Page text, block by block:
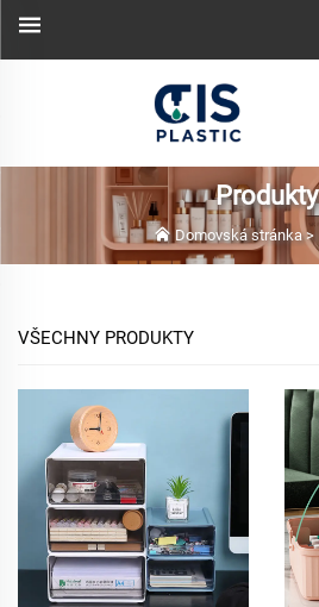
Produkty
Domovská stránka>
VŠECHNY PRODUKTY